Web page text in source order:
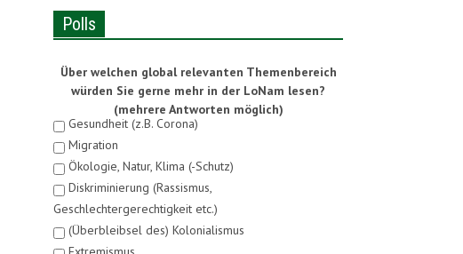
Polls
Über welchen global relevanten Themenbereich
würden Sie gerne mehr in der LoNam lesen?
(mehrere Antworten möglich)
Gesundheit (z.B. Corona)
Migration
Ökologie, Natur, Klima (-Schutz)
Diskriminierung (Rassismus,
Geschlechtergerechtigkeit etc.)
(Überbleibsel des) Kolonialismus